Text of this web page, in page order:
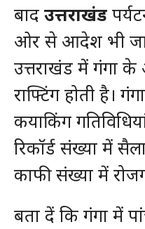
बाद उत्तराखंड
ओर से आदेश भी
उत्तराखंड में गंगा के
राफ्टिंग होती है।
कयाकिंग
रिकॉर्ड संख्या में
काफी संख्या में
बता दें कि गंगा में